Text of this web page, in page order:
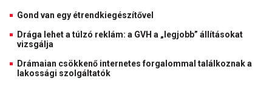
Gond van egy étrendkiegészítővel
Drága lehet a túlzó reklám: a GVH a „legjobb” állításokat
vizsgálja
Drámaian csökkenő internetes forgalommal találkoznak a
lakossági szolgáltatók